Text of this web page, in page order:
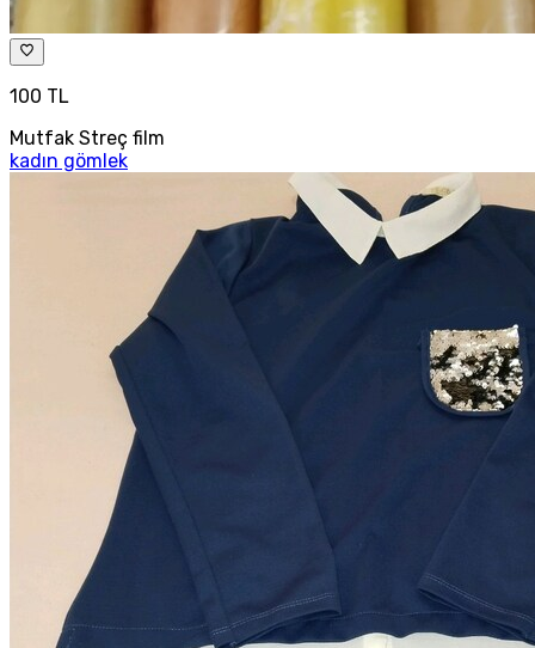
100 TL
Mutfak Streç film
kadın gömlek